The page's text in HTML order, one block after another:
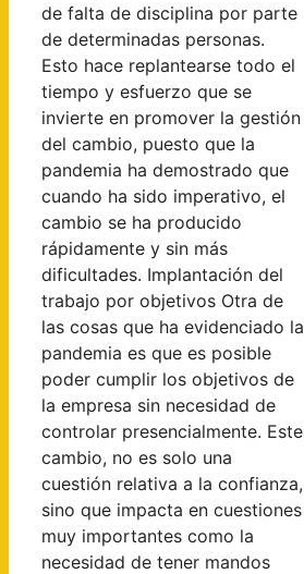
de falta de disciplina por parte
de determinadas personas.
Esto hace replantearse todo el
tiempo y esfuerzo que se
invierte en promover la gestión
del cambio, puesto que la
pandemia ha demostrado que
cuando ha sido imperativo, el
cambio se ha producido
rápidamente y sin más
dificultades. Implantación del
trabajo por objetivos Otra de
las cosas que ha evidenciado la
pandemia es que es posible
poder cumplir los objetivos de
la empresa sin necesidad de
controlar presencialmente. Este
cambio, no es solo una
cuestión relativa a la confianza,
sino que impacta en cuestiones
muy importantes como la
necesidad de tener mandos